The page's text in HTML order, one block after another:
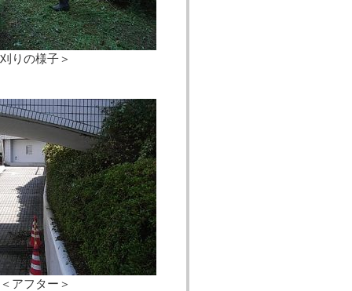
子＞
＞